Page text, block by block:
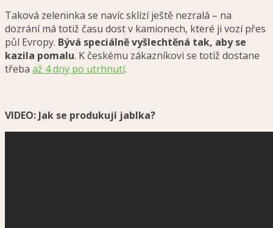
Taková zeleninka se navíc sklízí ještě nezralá – na
dozrání má totiž času dost v kamionech, které ji vozí přes
půl Evropy. Bývá speciálně vyšlechtěná tak, aby se
kazila pomalu. K českému zákazníkovi se totiž dostane
třeba až 4 dny po utrhnutí.
VIDEO: Jak se produkují jablka?